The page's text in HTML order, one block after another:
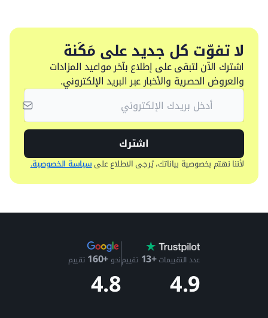
لا تفوّت كل جديد على مَكَنة
اشترك الآن لتبقى على إطلاع بآخر مواعيد المزادات
والعروض الحصرية والأخبار عبر البريد الإلكتروني.
اشترك
لأننا نهتم بخصوصية بياناتك، يُرجى الاطلاع علىسياسة الخصوصية.
عدد التقييمات+13 تقييم
4.9
نحو +160 تقييم
4.8